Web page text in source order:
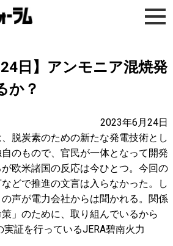
24日】アンモニア混焼発
か？
2023年6月24日
脱炭素のための新たな発電技術とし
のもので、官民が一体となって開発
欧米諸国の反応は今ひとつ。今回の
どで推進の文言は入らなかった。し
声が電力会社からは聞かれる。関係
」のために、取り組んでいるから
証を行っているJERA碧南火力